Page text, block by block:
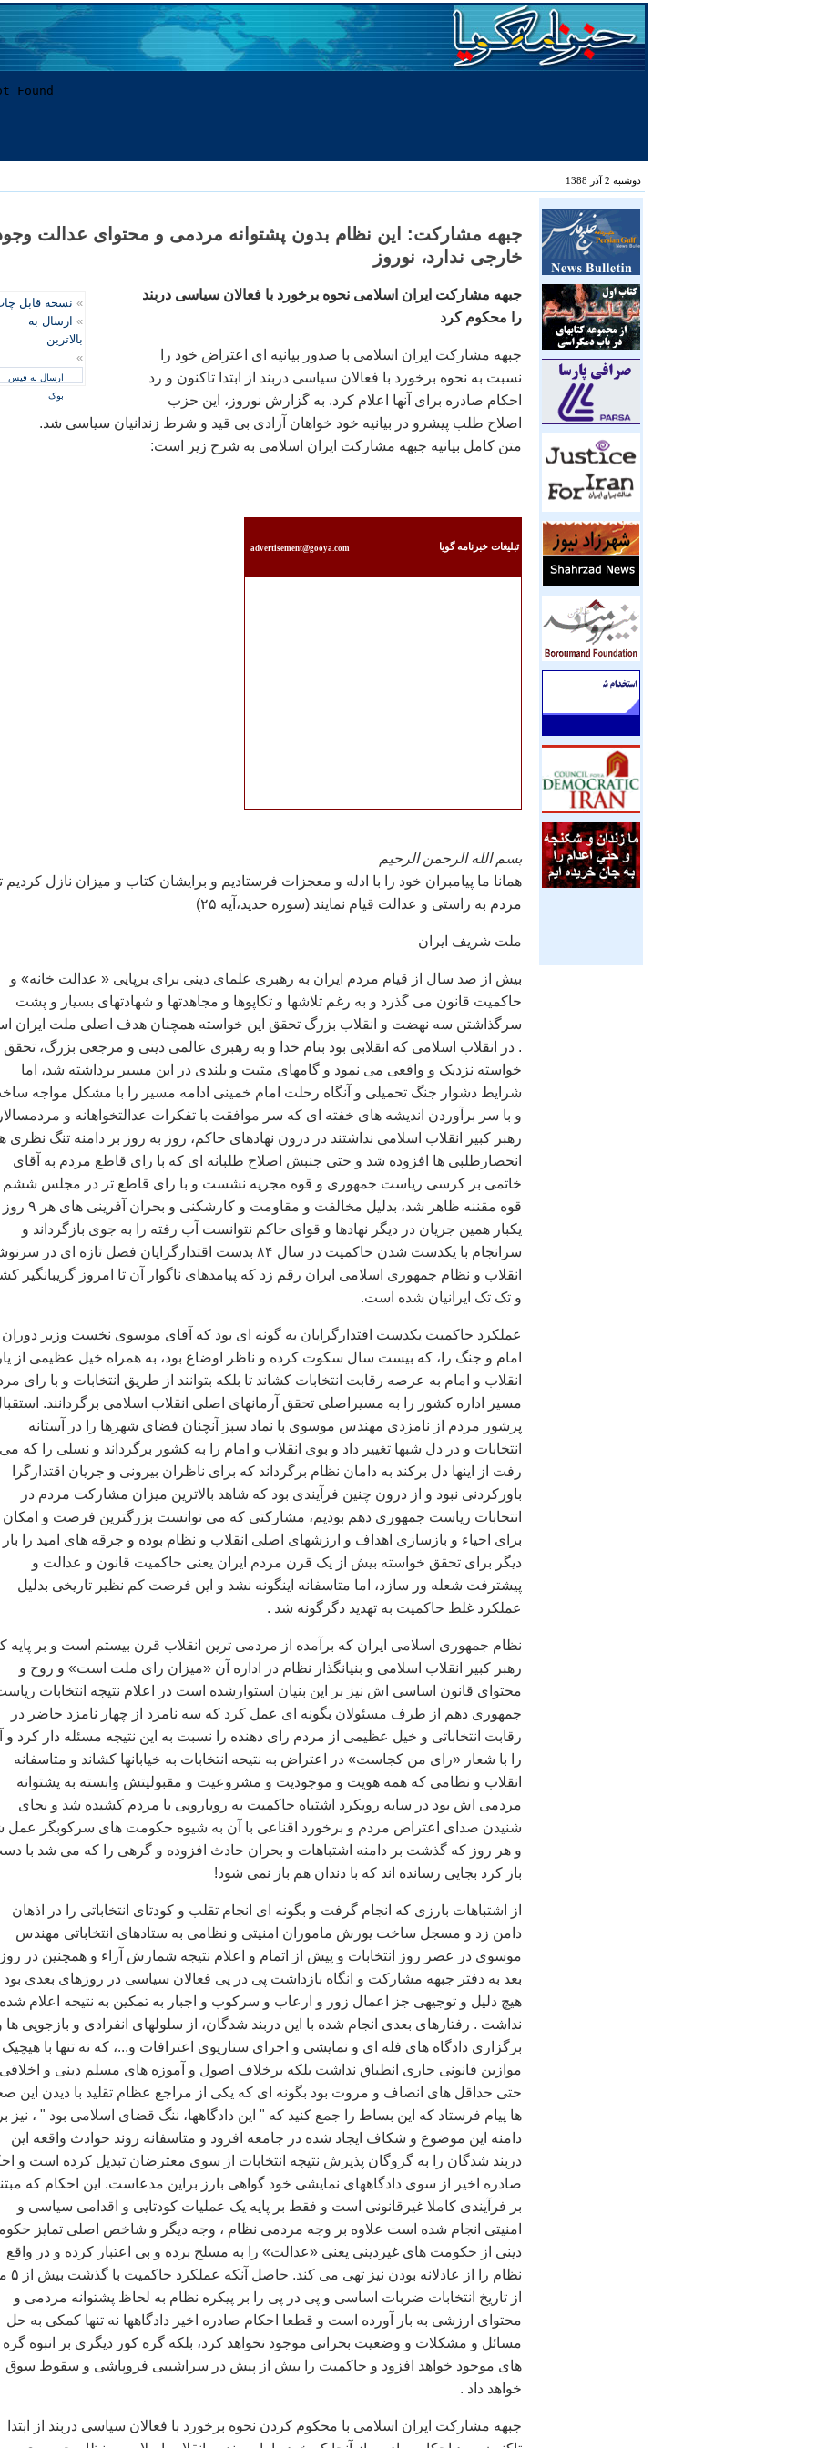
دوشنبه 2 آذر 1388
جبهه مشارکت: اين نظام بدون پشتوانه مردمی و محتوای عدالت
خارجی ندارد، نوروز
» نسخه قابل
» ارسال به
بالاترین
»
ارسال به فیس
بوک
جبهه مشارکت ايران اسلامی نحوه برخورد با فعالان سياسی دربند
را محکوم کرد
جبهه مشارکت ايران اسلامی با صدور بيانيه ای اعتراض خود را
نسبت به نحوه برخورد با فعالان سياسی دربند از ابتدا تاکنون و رد
احکام صادره برای آنها اعلام کرد. به گزارش نوروز، اين حزب
اصلاح طلب پيشرو در بيانيه خود خواهان آزادی بی قيد و شرط زندانيان سياسی شد.
متن کامل بيانيه جبهه مشارکت ايران اسلامی به شرح زير است:
تبليغات خبرنامه گويا advertisement@gooya.com
بسم الله الرحمن الرحيم
همانا ما پيامبران خود را با ادله و معجزات فرستاديم و برايشان کتاب و ميزان نازل کرديم
مردم به راستی و عدالت قيام نمايند (سوره حديد،آيه ۲۵)
ملت شريف ايران
بيش از صد سال از قيام مردم ايران به رهبری علمای دينی برای برپايی « عدالت خانه» و
حاکميت قانون می گذرد و به رغم تلاشها و تکاپوها و مجاهدتها و شهادتهای بسيار و پشت
سرگذاشتن سه نهضت و انقلاب بزرگ تحقق اين خواسته همچنان هدف اصلی ملت ايران
. در انقلاب اسلامی که انقلابی بود بنام خدا و به رهبری عالمی دينی و مرجعی بزرگ، تحقق
خواسته نزديک و واقعی می نمود و گامهای مثبت و بلندی در اين مسير برداشته شد، اما
شرايط دشوار جنگ تحميلی و آنگاه رحلت امام خمينی ادامه مسير را با مشکل مواجه
و با سر برآوردن انديشه های خفته ای که سر موافقت با تفکرات عدالتخواهانه و
رهبر کبير انقلاب اسلامی نداشتند در درون نهادهای حاکم، روز به روز بر دامنه تنگ نظری
انحصارطلبی ها افزوده شد و حتی جنبش اصلاح طلبانه ای که با رای قاطع مردم به آقای
خاتمی بر کرسی رياست جمهوری و قوه مجريه نشست و با رای قاطع تر در مجلس ششم
قوه مقننه ظاهر شد، بدليل مخالفت و مقاومت و کارشکنی و بحران آفرينی های هر ۹ روز
يکبار همين جريان در ديگر نهادها و قوای حاکم نتوانست آب رفته را به جوی بازگرداند و
سرانجام با يکدست شدن حاکميت در سال ۸۴ بدست اقتدارگرايان فصل تازه ای در
انقلاب و نظام جمهوری اسلامی ايران رقم زد که پيامدهای ناگوار آن تا امروز گريبانگير
و تک تک ايرانيان شده است.
عملکرد حاکميت يکدست اقتدارگرايان به گونه ای بود که آقای موسوی نخست وزير دوران
امام و جنگ را، که بيست سال سکوت کرده و ناظر اوضاع بود، به همراه خيل عظيمی از
انقلاب و امام به عرصه رقابت انتخابات کشاند تا بلکه بتوانند از طريق انتخابات و با رای
مسير اداره کشور را به مسيراصلی تحقق آرمانهای اصلی انقلاب اسلامی برگردانند.
پرشور مردم از نامزدی مهندس موسوی با نماد سبز آنچنان فضای شهرها را در آستانه
انتخابات و در دل شبها تغيير داد و بوی انقلاب و امام را به کشور برگرداند و نسلی را که می
رفت از اينها دل برکند به دامان نظام برگرداند که برای ناظران بيرونی و جريان اقتدارگرا
باورکردنی نبود و از درون چنين فرآيندی بود که شاهد بالاترين ميزان مشارکت مردم در
انتخابات رياست جمهوری دهم بوديم، مشارکتی که می توانست بزرگترين فرصت و امکان
برای احياء و بازسازی اهداف و ارزشهای اصلی انقلاب و نظام بوده و جرقه های اميد را بار
ديگر برای تحقق خواسته بيش از يک قرن مردم ايران يعنی حاکميت قانون و عدالت و
پيشترفت شعله ور سازد، اما متاسفانه اينگونه نشد و اين فرصت کم نظير تاريخی بدليل
عملکرد غلط حاکميت به تهديد دگرگونه شد .
نظام جمهوری اسلامی ايران که برآمده از مردمی ترين انقلاب قرن بيستم است و بر پايه
رهبر کبير انقلاب اسلامی و بنيانگذار نظام در اداره آن «ميزان رای ملت است» و روح و
محتوای قانون اساسی اش نيز بر اين بنيان استوارشده است در اعلام نتيجه انتخابات
جمهوری دهم از طرف مسئولان بگونه ای عمل کرد که سه نامزد از چهار نامزد حاضر در
رقابت انتخاباتی و خيل عظيمی از مردم رای دهنده را نسبت به اين نتيجه مسئله دار کرد و
را با شعار «رای من کجاست» در اعتراض به نتيحه انتخابات به خيابانها کشاند و متاسفانه
انقلاب و نظامی که همه هويت و موجوديت و مشروعيت و مقبوليتش وابسته به پشتوانه
مردمی اش بود در سايه رويکرد اشتباه حاکميت به رويارويی با مردم کشيده شد و بجای
شنيدن صدای اعتراض مردم و برخورد اقناعی با آن به شيوه حکومت های سرکوبگر عمل
و هر روز که گذشت بر دامنه اشتباهات و بحران حادث افزوده و گرهی را که می شد با
باز کرد بجايی رسانده اند که با دندان هم باز نمی شود!
از اشتباهات بارزی که انجام گرفت و بگونه ای انجام تقلب و کودتای انتخاباتی را در اذهان
دامن زد و مسجل ساخت يورش ماموران امنيتی و نظامی به ستادهای انتخاباتی مهندس
موسوی در عصر روز انتخابات و پيش از اتمام و اعلام نتيجه شمارش آراء و همچنين در روز
بعد به دفتر جبهه مشارکت و انگاه بازداشت پی در پی فعالان سياسی در روزهای بعدی بود
هيچ دليل و توجيهی جز اعمال زور و ارعاب و سرکوب و اجبار به تمکين به نتيجه اعلام شده
نداشت . رفتارهای بعدی انجام شده با اين دربند شدگان، از سلولهای انفرادی و بازجويی ها
برگزاری دادگاه های فله ای و نمايشی و اجرای سناريوی اعترافات و...، که نه تنها با هيچيک
موازين قانونی جاری انطباق نداشت بلکه برخلاف اصول و آموزه های مسلم دينی و
حتی حداقل های انصاف و مروت بود بگونه ای که يکی از مراجع عظام تقليد با ديدن اين
ها پيام فرستاد که اين بساط را جمع کنيد که " اين دادگاهها، ننگ قضای اسلامی بود " ، نيز بر
دامنه اين موضوع و شکاف ايجاد شده در جامعه افزود و متاسفانه روند حوادث واقعه اين
دربند شدگان را به گروگان پذيرش نتيجه انتخابات از سوی معترضان تبديل کرده است و
صادره اخير از سوی دادگاههای نمايشی خود گواهی بارز براين مدعاست. اين احکام که
بر فرآيندی کاملا غيرقانونی است و فقط بر پايه يک عمليات کودتايی و اقدامی سياسی و
امنيتی انجام شده است علاوه بر وجه مردمی نظام ، وجه ديگر و شاخص اصلی تمايز
دينی از حکومت های غيردينی يعنی «عدالت» را به مسلخ برده و بی اعتبار کرده و در واقع
نظام را از عادلانه
از تاريخ انتخابات ضربات اساسی و پی در پی را بر پيکره نظام به لحاظ پشتوانه مردمی و
محتوای ارزشی به بار آورده است و قطعا احکام صادره اخير دادگاهها نه تنها کمکی به حل
مسائل و مشکلات و وضعيت بحرانی موجود نخواهد کرد، بلکه گره کور ديگری بر انبوه گره
های موجود خواهد افزود و حاکميت را بيش از پيش در سراشيبی فروپاشی و سقوط سوق
خواهد داد .
جبهه مشارکت ايران اسلامی با محکوم کردن نحوه برخورد با فعالان سياسی دربند از ابتدا